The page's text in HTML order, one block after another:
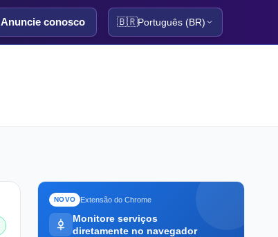
Anuncie conosco 🇧🇷Português (BR)
NOVO Extensão do Chrome
Monitore serviços
diretamente no navegador